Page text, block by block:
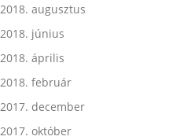
2018. augusztus
2018. június
2018. április
2018. február
2017. december
2017. október